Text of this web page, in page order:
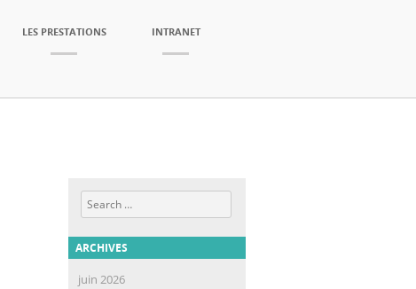
LES PRESTATIONS INTRANET
Search
ARCHIVES
juin 2026